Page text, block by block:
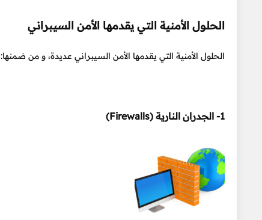
الحلول الأمنية التي يقدمها الأمن السيبراني
الحلول الأمنية التي يقدمها الأمن السيبراني عديدة، و من ضمنها:
1- الجدران النارية (Firewalls)